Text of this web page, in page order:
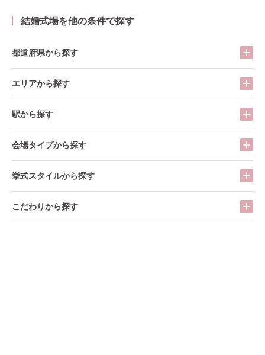
結婚式場を他の条件で探す
都道府県から探す
エリアから探す
駅から探す
会場タイプから探す
挙式スタイルから探す
こだわりから探す